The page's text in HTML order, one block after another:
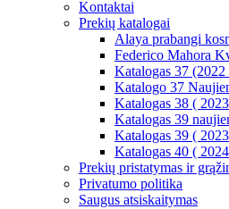
Kontaktai
Prekių katalogai
Alaya prabangi
Federico Mahora
Katalogas 37 (2022
Katalogo 37
Katalogas 38 (
Katalogas 39
Katalogas 39 (
Katalogas 40 (
Prekių pristatymas ir
Privatumo politika
Saugus atsiskaitymas